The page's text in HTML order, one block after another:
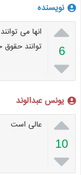
نویسنده

6

انها می
توانند حقوق
یونس عبدالوند

10

عالی است